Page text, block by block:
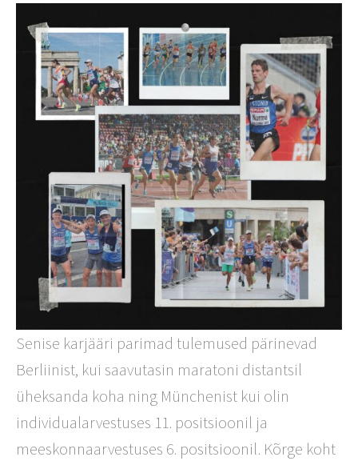
Senise karjääri parimad tulemused pärinevad
Berliinist, kui saavutasin maratoni distantsil
üheksanda koha ning Münchenist kui olin
individualarvestuses 11. positsioonil ja
meeskonnaarvestuses 6. positsioonil. Kõrge koht